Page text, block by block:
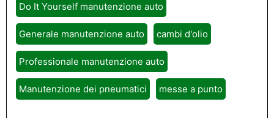
Do It Yourself manutenzione auto
Generale manutenzione auto cambi d'olio
Professionale manutenzione auto
Manutenzione dei pneumatici messe a punto